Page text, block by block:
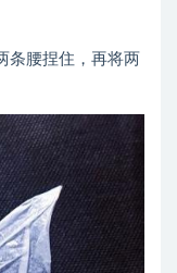
腰捏住，再将两